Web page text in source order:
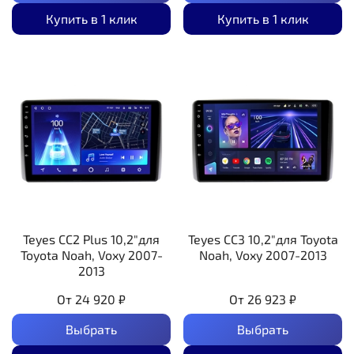
Купить в 1 клик Купить в 1 клик
Teyes CC2 Plus 10,2"для
Toyota Noah, Voxy 2007-
2013
От 24 920 ₽
Выбрать
Teyes CC3 10,2"для Toyota
Noah, Voxy 2007-2013
От 26 923 ₽
Выбрать